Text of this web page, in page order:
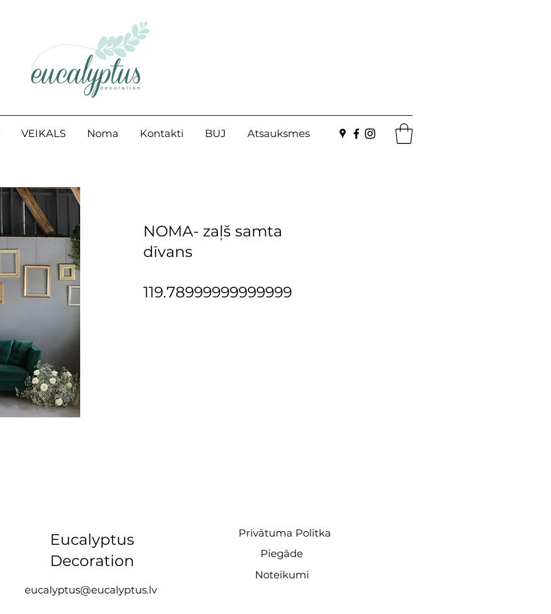
VEIKALS Noma Kontakti BUJ Atsauksmes
NOMA- zaļš samta
dīvans
119.78999999999999
Eucalyptus
Decoration
eucalyptus@eucalyptus.lv
Privātuma Politka
Piegāde
Noteikumi